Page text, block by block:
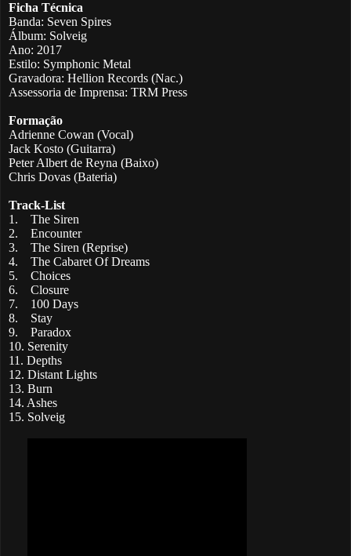
Ficha Técnica
Banda: Seven Spires
Álbum: Solveig
Ano: 2017
Estilo: Symphonic Metal
Gravadora: Hellion Records (Nac.)
Assessoria de Imprensa: TRM Press
Formação
Adrienne Cowan (Vocal)
Jack Kosto (Guitarra)
Peter Albert de Reyna (Baixo)
Chris Dovas (Bateria)
Track-List
1.
The Siren
2.
Encounter
3.
The Siren (Reprise)
4.
The Cabaret Of Dreams
5.
Choices
6.
Closure
7.
100 Days
8.
Stay
9.
Paradox
10. Serenity
11. Depths
12. Distant Lights
13. Burn
14. Ashes
15. Solveig